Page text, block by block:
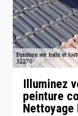
Illuminez
peinture
Nettoyage